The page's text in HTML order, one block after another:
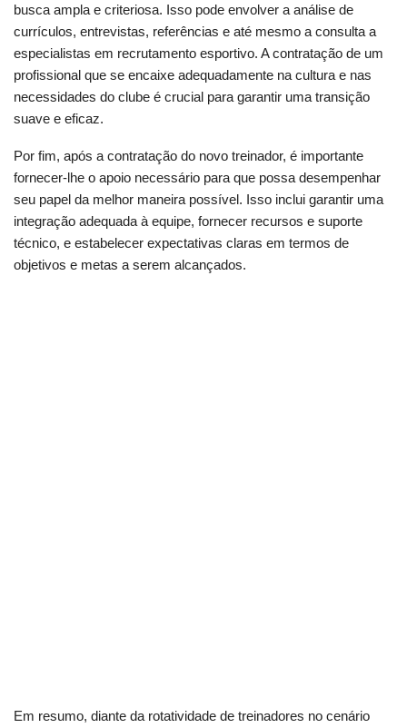
busca ampla e criteriosa. Isso pode envolver a análise de
currículos, entrevistas, referências e até mesmo a consulta a
especialistas em recrutamento esportivo. A contratação de um
profissional que se encaixe adequadamente na cultura e nas
necessidades do clube é crucial para garantir uma transição
suave e eficaz.
Por fim, após a contratação do novo treinador, é importante
fornecer-lhe o apoio necessário para que possa desempenhar
seu papel da melhor maneira possível. Isso inclui garantir uma
integração adequada à equipe, fornecer recursos e suporte
técnico, e estabelecer expectativas claras em termos de
objetivos e metas a serem alcançados.
Em resumo, diante da rotatividade de treinadores no cenário